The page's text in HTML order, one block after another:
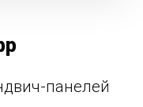
панелей